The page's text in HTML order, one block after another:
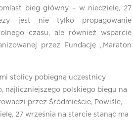
bieg główny – w niedzielę, 27
jest nie tylko propagowanie
czasu, ale również wsparcie
przez Fundację „Maraton
stolicy pobiegną uczestnicy
najliczniejszego polskiego biegu na
przez Śródmieście, Powiśle,
27 września na starcie stanąć ma